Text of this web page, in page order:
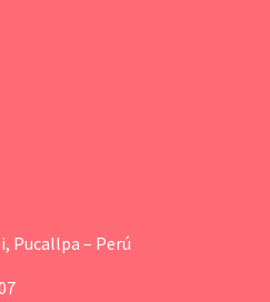
Pucallpa – Perú